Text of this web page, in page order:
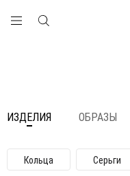
ИЗДЕЛИЯ ОБРАЗЫ
Кольца Серьги